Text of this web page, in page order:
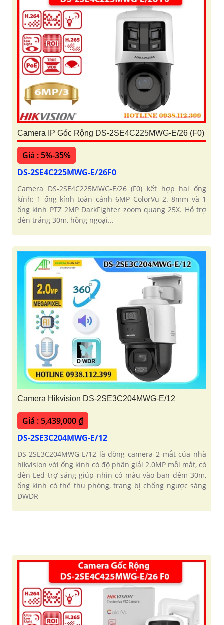
Camera IP Góc Rộng DS-2SE4C225MWG-E/26 (F0)
Giá : 5%-35%
DS-2SE4C225MWG-E/26F0
Camera DS-2SE4C225MWG-E/26 (F0) kết hợp hai ống
kính: 1 ống kính toàn cảnh 6MP ColorVu 2. 8mm và 1
ống kính PTZ 2MP DarkFighter zoom quang 25X. Hỗ trợ
đèn trắng 30m, hồng ngoại...
Camera Hikvision DS-2SE3C204MWG-E/12
Giá : 5,439,000 ₫
DS-2SE3C204MWG-E/12
DS-2SE3C204MWG-E/12 là dòng camera 2 mắt của nhà
hikvision với ống kính có độ phân giải 2.0MP mỗi mắt, có
đèn Led trợ sáng giúp nhìn có màu vào ban đêm 30m,
ống kính có thể thu phóng, trang bị chống ngược sáng
DWDR